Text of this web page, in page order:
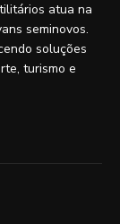
atua na
seminovos.
soluções
turismo e